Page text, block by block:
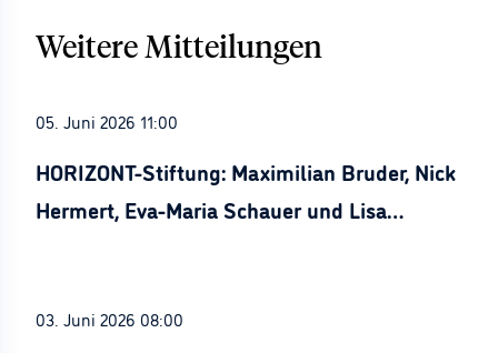
Weitere Mitteilungen
05. Juni 2026 11:00
HORIZONT-Stiftung: Maximilian Bruder, Nick
Hermert, Eva-Maria Schauer und Lisa
03. Juni 2026 08:00